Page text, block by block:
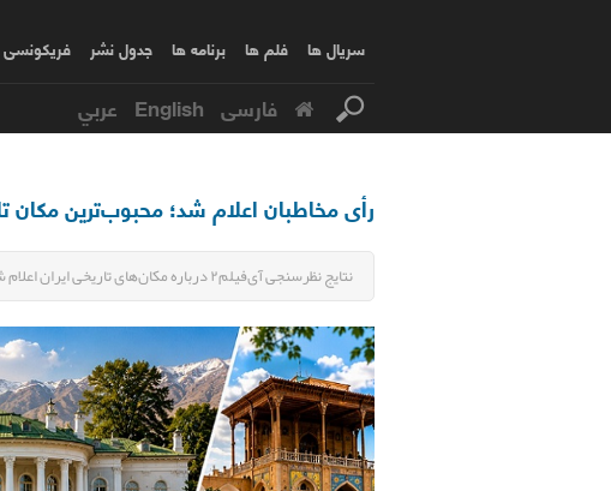
سریال ها فلم ها برنامه ها جدول نشر فریکونسی
فارسی English عربي
رأی مخاطبان اعلام شد؛ محبوب‌ترین مکان
نتایج نظرسنجی آی‌فیلم۲ درباره مکان‌های تاریخی ایران اعلام شد و «کاخ‌های سعدآباد» در صدر انتخاب مخاطبان قرار گرفت.